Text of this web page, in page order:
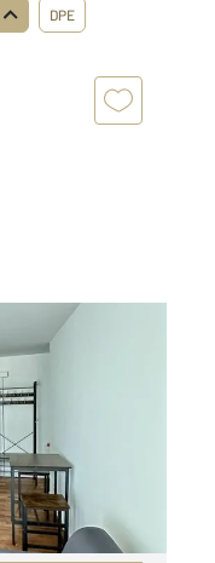
DPE